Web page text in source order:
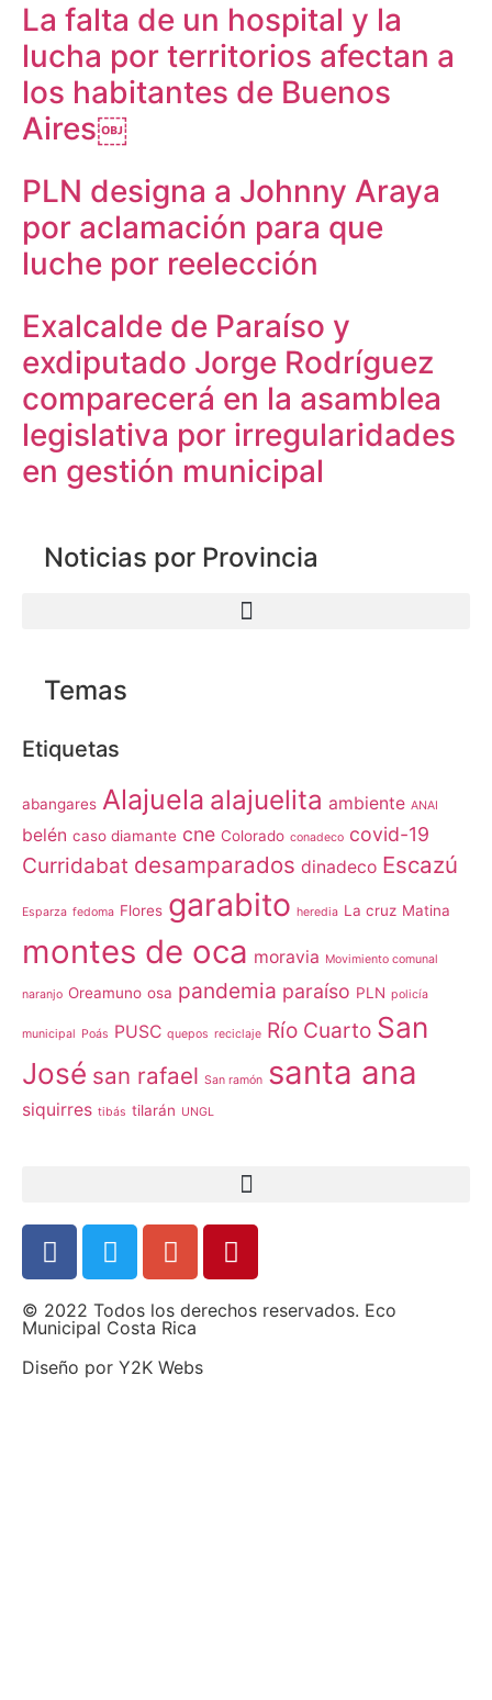
La falta de un hospital y la
lucha por territorios afectan a
los habitantes de Buenos
Aires￼
PLN designa a Johnny Araya
por aclamación para que
luche por reelección
Exalcalde de Paraíso y
exdiputado Jorge Rodríguez
comparecerá en la asamblea
legislativa por irregularidades
en gestión municipal
Noticias por Provincia
Temas
Etiquetas
abangares Alajuela alajuelita ambiente ANAI
belén caso diamante cne Colorado conadeco covid-19
Curridabat desamparados dinadeco Escazú
Esparza fedoma Flores garabito heredia La cruz Matina
montes de oca moravia Movimiento comunal
naranjo Oreamuno osa pandemia paraíso PLN policía
municipal Poás PUSC quepos reciclaje Río Cuarto San
José san rafael San ramón santa ana
siquirres tibás tilarán UNGL
© 2022 Todos los derechos reservados. Eco
Municipal Costa Rica
Diseño por Y2K Webs